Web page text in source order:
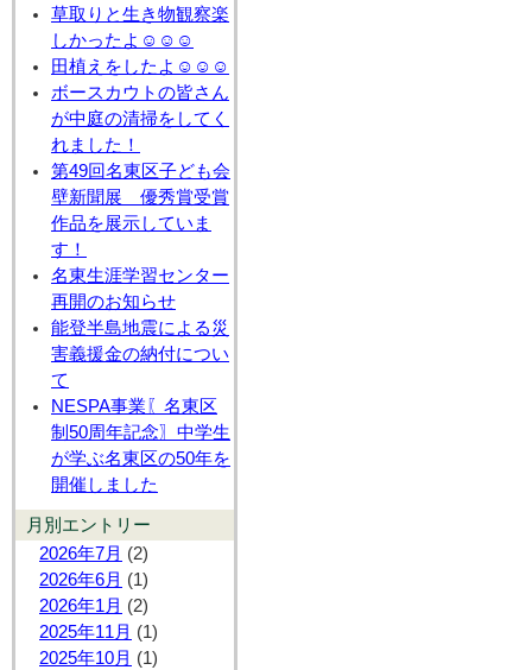
草取りと生き物観察楽
しかったよ☺☺☺
田植えをしたよ☺☺☺
ボースカウトの皆さん
が中庭の清掃をしてく
れました！
第49回名東区子ども会
壁新聞展 優秀賞受賞
作品を展示していま
す！
名東生涯学習センター
再開のお知らせ
能登半島地震による災
害義援金の納付につい
て
NESPA事業〖名東区
制50周年記念〗中学生
が学ぶ名東区の50年を
開催しました
月別エントリー
2026年7月 (2)
2026年6月 (1)
2026年1月 (2)
2025年11月 (1)
2025年10月 (1)